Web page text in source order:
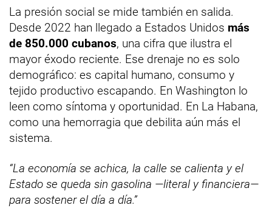
La presión social se mide también en salida.
Desde 2022 han llegado a Estados Unidos más
de 850.000 cubanos, una cifra que ilustra el
mayor éxodo reciente. Ese drenaje no es solo
demográfico: es capital humano, consumo y
tejido productivo escapando. En Washington lo
leen como síntoma y oportunidad. En La Habana,
como una hemorragia que debilita aún más el
sistema.
“La economía se achica, la calle se calienta y el
Estado se queda sin gasolina —literal y financiera—
para sostener el día a día.”